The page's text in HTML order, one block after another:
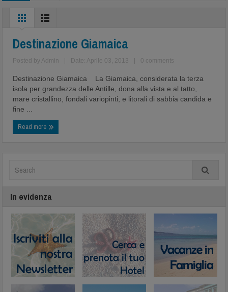
Destinazione Giamaica
Posted by Admin Date: Aprile 03, 2013 0 comments
Destinazione Giamaica La Giamaica, considerata la terza
isola per grandezza delle Antille, dona alla vista e al tatto,
mare cristallino, fondali variopinti, e litorali di sabbia candida e
fine ...
Read more
In evidenza